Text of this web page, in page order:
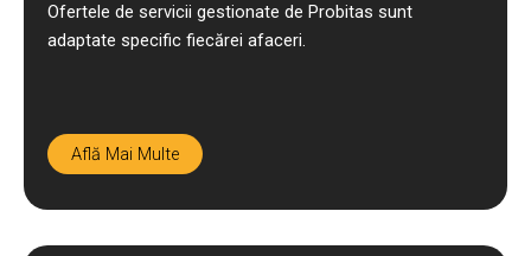
Ofertele de servicii gestionate de Probitas sunt
adaptate specific fiecărei afaceri.
Află Mai Multe